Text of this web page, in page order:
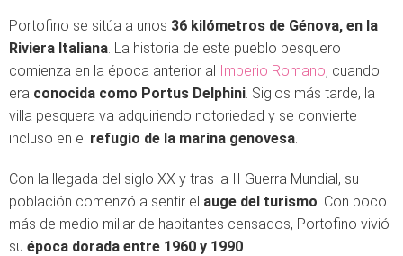
Portofino se sitúa a unos 36 kilómetros de Génova, en la
Riviera Italiana. La historia de este pueblo pesquero
comienza en la época anterior al Imperio Romano, cuando
era conocida como Portus Delphini. Siglos más tarde, la
villa pesquera va adquiriendo notoriedad y se convierte
incluso en el refugio de la marina genovesa.
Con la llegada del siglo XX y tras la II Guerra Mundial, su
población comenzó a sentir el auge del turismo. Con poco
más de medio millar de habitantes censados, Portofino vivió
su época dorada entre 1960 y 1990.